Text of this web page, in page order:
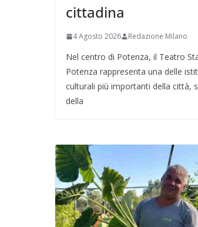
cittadina
4 Agosto 2026 Redazione Milano
Nel centro di Potenza, il Teatro
Potenza rappresenta una delle
culturali più importanti della città,
della